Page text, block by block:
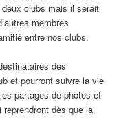
clubs mais il serait
membres
entre nos clubs.
des
et pourront suivre la vie
partages de photos et
dès que la